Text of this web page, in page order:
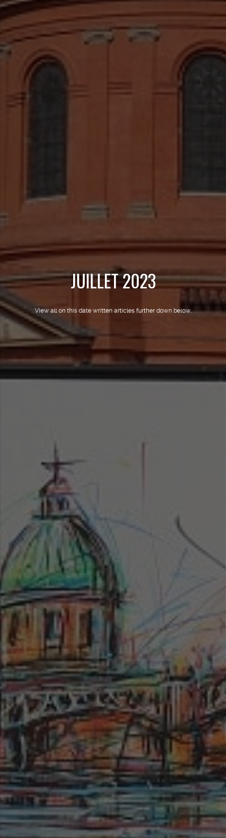
JUILLET 2023
View all on this date written articles further down below.